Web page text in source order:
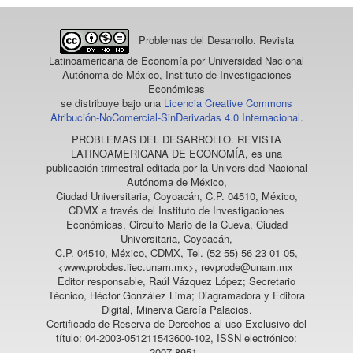
Rebecka Villanueva Ulfgard (2023)
Mexico and the 2030 Sustainable Development
Agenda. Governance, Development, and Social Inclusion
10.1007/978-3-031-44728-0_3
Salvador A. Romero-Rubio, Luis A. Becerra-Perez, Miriam
L. Castillo-Arce, Jorge R. Figueroa-Elenes
Advanced Research in Technologies, Information,
Innovation and Sustainability. Communications in
Computer and Information Science, 2349, 407.
10.1007/978-3-031-83432-5_29
Miguel Ángel Reyes Amador, Mario Cruz Cruz, Yolanda
Sánchez Torres (2025)
Deuda pública en México: Gobiernos neoliberales
versus gobiernos estatistas. Investigación
Problemas del Desarrollo. Revista
Latinoamericana de Economía por Universidad Nacional
Autónoma de México, Instituto de Investigaciones
Económicas
se distribuye bajo una Licencia Creative Commons
Atribución-NoComercial-SinDerivadas 4.0 Internacional.
PROBLEMAS DEL DESARROLLO. REVISTA
LATINOAMERICANA DE ECONOMÍA, es una
publicación trimestral editada por la Universidad Nacional
Autónoma de México,
Ciudad Universitaria, Coyoacán, C.P. 04510, México,
CDMX a través del Instituto de Investigaciones
Económicas, Circuito Mario de la Cueva, Ciudad
Universitaria, Coyoacán,
C.P. 04510, México, CDMX, Tel. (52 55) 56 23 01 05,
<www.probdes.iiec.unam.mx>, revprode@unam.mx
Editor responsable, Raúl Vázquez López; Secretario
Técnico, Héctor González Lima; Diagramadora y Editora
Digital, Minerva García Palacios.
Certificado de Reserva de Derechos al uso Exclusivo del
título: 04-2003-051211543600-102, ISSN electrónico: